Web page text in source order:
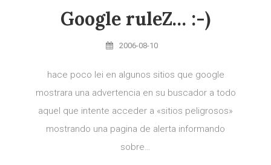
Google ruleZ… :-)
2006-08-10
hace poco lei en algunos sitios que google
mostrara una advertencia en su buscador a todo
aquel que intente acceder a «sitios peligrosos»
mostrando una pagina de alerta informando
sobre…